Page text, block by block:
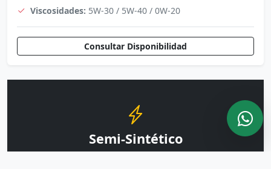
Viscosidades: 5W-30 / 5W-40 / 0W-20
Consultar Disponibilidad
Semi-Sintético